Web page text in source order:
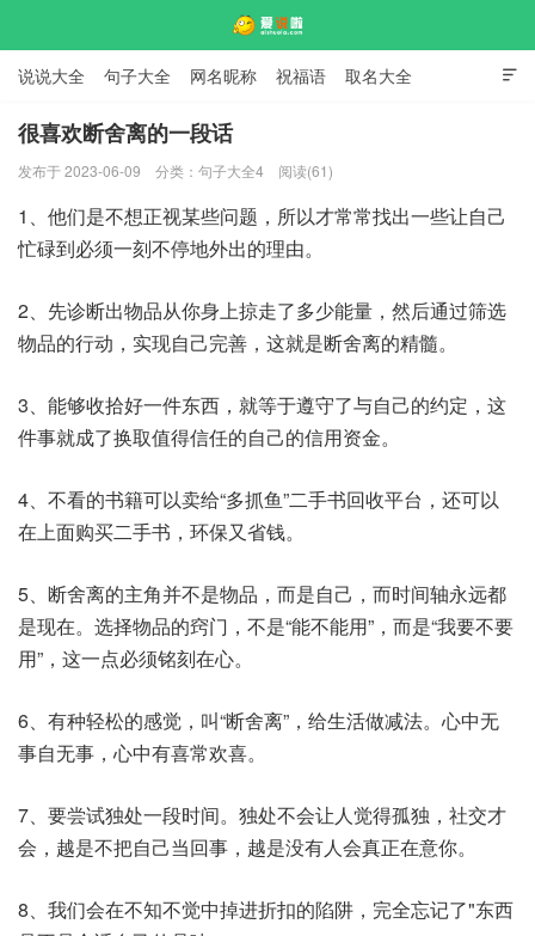

说说大全 句子大全 网名昵称 祝福语 取名大全
标语口号 签名大全
很喜欢断舍离的一段话
发布于 2023-06-09 分类： 句子大全4 阅读(61)
1、他们是不想正视某些问题，所以才常常找出一些让自己
忙碌到必须一刻不停地外出的理由。
2、先诊断出物品从你身上掠走了多少能量，然后通过筛选
物品的行动，实现自己完善，这就是断舍离的精髓。
3、能够收拾好一件东西，就等于遵守了与自己的约定，这
件事就成了换取值得信任的自己的信用资金。
4、不看的书籍可以卖给“多抓鱼”二手书回收平台，还可以
在上面购买二手书，环保又省钱。
5、断舍离的主角并不是物品，而是自己，而时间轴永远都
是现在。选择物品的窍门，不是“能不能用”，而是“我要不要
用”，这一点必须铭刻在心。
6、有种轻松的感觉，叫“断舍离”，给生活做减法。心中无
事自无事，心中有喜常欢喜。
7、要尝试独处一段时间。独处不会让人觉得孤独，社交才
会，越是不把自己当回事，越是没有人会真正在意你。
8、我们会在不知不觉中掉进折扣的陷阱，完全忘记了"东西